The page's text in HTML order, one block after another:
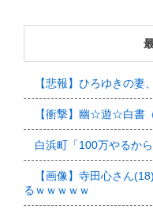
【悲報】ひろゆきの妻
【衝撃】幽☆遊☆白書
白浜町「100万やるか
【画像】寺田心さん
るｗｗｗｗｗ